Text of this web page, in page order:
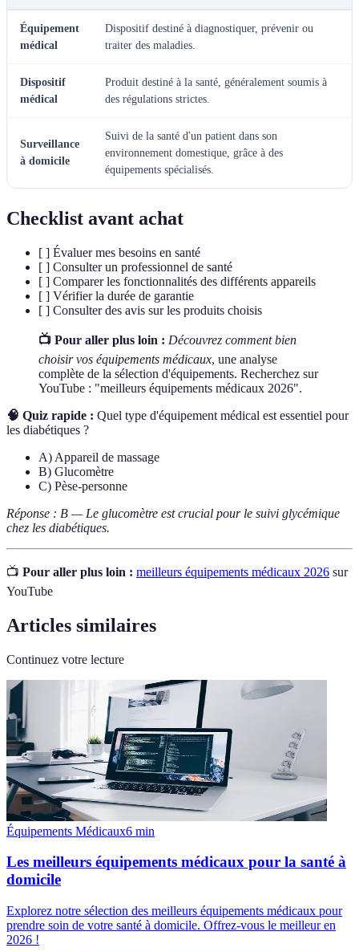
Équipement
médical
Dispositif destiné à diagnostiquer, prévenir ou
traiter des maladies.
Dispositif
médical
Produit destiné à la santé, généralement soumis à
des régulations strictes.
Surveillance
à domicile
Suivi de la santé d'un patient dans son
environnement domestique, grâce à des
équipements spécialisés.
Checklist avant achat
[ ] Évaluer mes besoins en santé
[ ] Consulter un professionnel de santé
[ ] Comparer les fonctionnalités des différents appareils
[ ] Vérifier la durée de garantie
[ ] Consulter des avis sur les produits choisis
📺 Pour aller plus loin : Découvrez comment bien
choisir vos équipements médicaux, une analyse
complète de la sélection d'équipements. Recherchez sur
YouTube : "meilleurs équipements médicaux 2026".
🧠 Quiz rapide : Quel type d'équipement médical est essentiel pour
les diabétiques ?
A) Appareil de massage
B) Glucomètre
C) Pèse-personne
Réponse : B — Le glucomètre est crucial pour le suivi glycémique
chez les diabétiques.
📺 Pour aller plus loin : meilleurs équipements médicaux 2026 sur
YouTube
Articles similaires
Continuez votre lecture
Équipements Médicaux6 min
Les meilleurs équipements médicaux pour la santé à
domicile
Explorez notre sélection des meilleurs équipements médicaux pour
prendre soin de votre santé à domicile. Offrez-vous le meilleur en
2026 !